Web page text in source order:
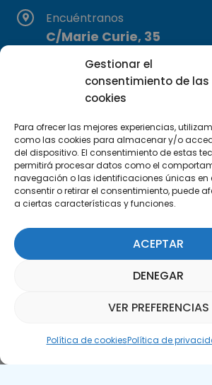
Gestionar el
consentimiento de las
cookies
Para ofrecer las mejores experiencias,
como las cookies para almacenar y/o
del dispositivo. El consentimiento de estas
permitirá procesar datos como el
navegación o las identificaciones únicas en
consentir o retirar el consentimiento, puede
a ciertas características y funciones.
ACEPTAR
DENEGAR
VER PREFERENCIAS
Política de cookiesPolítica de
Encuéntranos
C/Marie Curie, 35
29590 Campanillas,
Suscríbete a nuestra
SUSCRÍBETE AQUÍ